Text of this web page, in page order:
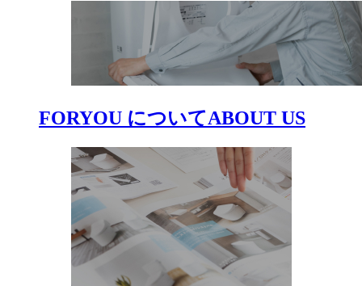
FORYOU についてABOUT US